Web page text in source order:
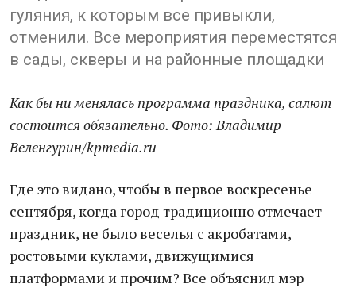
гуляния, к которым все привыкли,
отменили. Все мероприятия переместятся
в сады, скверы и на районные площадки
Как бы ни менялась программа праздника, салют
состоится обязательно. Фото: Владимир
Веленгурин/kpmedia.ru
Где это видано, чтобы в первое воскресенье
сентября, когда город традиционно отмечает
праздник, не было веселья с акробатами,
ростовыми куклами, движущимися
платформами и прочим? Все объяснил мэр